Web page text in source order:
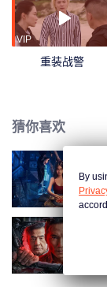
逐渐浮出水面！
VIP
重装战警
猜你喜欢
By